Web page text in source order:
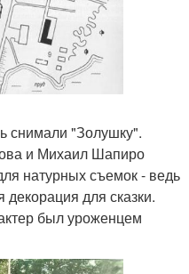
снимали "Золушку".
и Михаил Шапиро
натурных съемок - ведь
декорация для сказки.
был уроженцем